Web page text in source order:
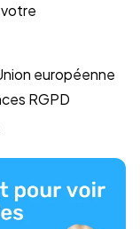
européenne
RGPD